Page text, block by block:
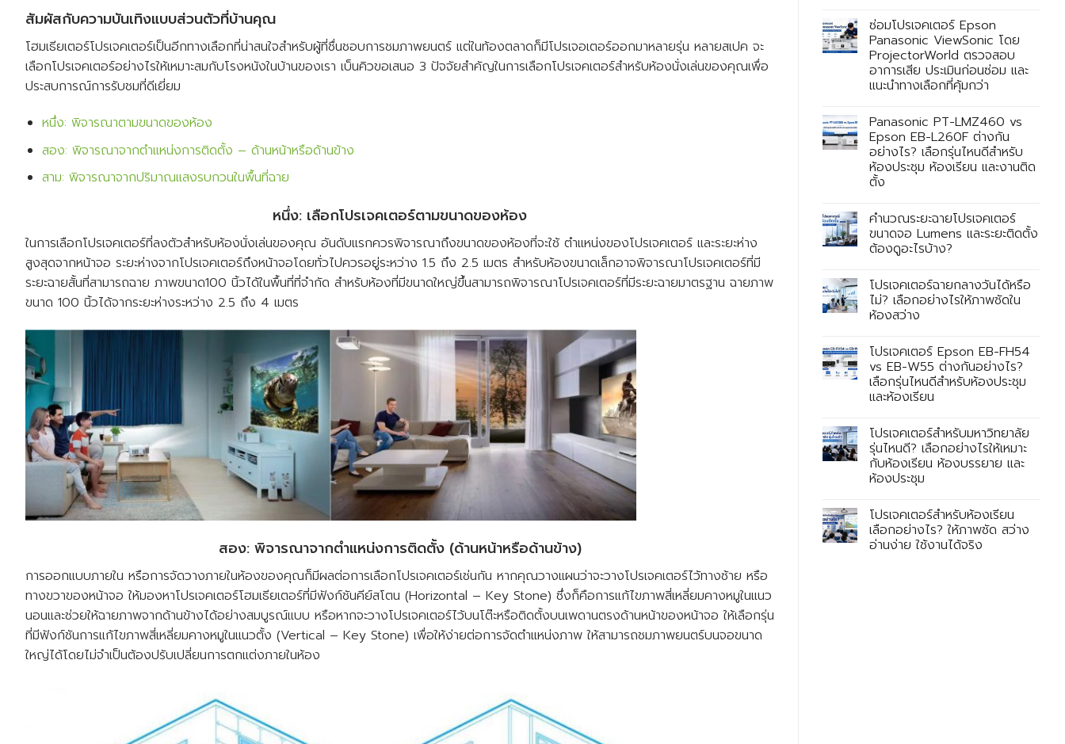
สัมผัสกับความบันเทิงแบบส่วนตัวที่บ้านคุณ
โฮมเธียเตอร์โปรเจคเตอร์เป็นอีกทางเลือกที่น่าสนใจสำหรับผู้ที่ชื่นชอบการชมภาพยนตร์ แต่ในท้องตลาดก็มีโปรเจอเตอร์ออกมาหลายรุ่น หลายสเปค จะ
เลือกโปรเจคเตอร์อย่างไรให้เหมาะสมกับโรงหนังในบ้านของเรา เบ็นคิวขอเสนอ 3 ปัจจัยสำคัญในการเลือกโปรเจคเตอร์สำหรับห้องนั่งเล่นของคุณเพื่อ
ประสบการณ์การรับชมที่ดีเยี่ยม
หนึ่ง: พิจารณาตามขนาดของห้อง
สอง: พิจารณาจากตำแหน่งการติดตั้ง – ด้านหน้าหรือด้านข้าง
สาม: พิจารณาจากปริมาณแสงรบกวนในพื้นที่ฉาย
หนึ่ง: เลือกโปรเจคเตอร์ตามขนาดของห้อง
ในการเลือกโปรเจคเตอร์ที่ลงตัวสำหรับห้องนั่งเล่นของคุณ อันดับแรกควรพิจารณาถึงขนาดของห้องที่จะใช้ ตำแหน่งของโปรเจคเตอร์ และระยะห่าง
สูงสุดจากหน้าจอ ระยะห่างจากโปรเจคเตอร์ถึงหน้าจอโดยทั่วไปควรอยู่ระหว่าง 1.5 ถึง 2.5 เมตร สำหรับห้องขนาดเล็กอาจพิจารณาโปรเจคเตอร์ที่มี
ระยะฉายสั้นที่สามารถฉาย ภาพขนาด100 นิ้วได้ในพื้นที่ที่จำกัด สำหรับห้องที่มีขนาดใหญ่ขึ้นสามารถพิจารณาโปรเจคเตอร์ที่มีระยะฉายมาตรฐาน ฉายภาพ
ขนาด 100 นิ้วได้จากระยะห่างระหว่าง 2.5 ถึง 4 เมตร
สอง: พิจารณาจากตำแหน่งการติดตั้ง (ด้านหน้าหรือด้านข้าง)
การออกแบบภายใน หรือการจัดวางภายในห้องของคุณก็มีผลต่อการเลือกโปรเจคเตอร์เช่นกัน หากคุณวางแผนว่าจะวางโปรเจคเตอร์ไว้ทางซ้าย หรือ
ทางขวาของหน้าจอ ให้มองหาโปรเจคเตอร์โฮมเธียเตอร์ที่มีฟังก์ชันคีย์สโตน (Horizontal – Key Stone) ซึ่งก็คือการแก้ไขภาพสี่เหลี่ยมคางหมูในแนว
นอนและช่วยให้ฉายภาพจากด้านข้างได้อย่างสมบูรณ์แบบ หรือหากจะวางโปรเจคเตอร์ไว้บนโต๊ะหรือติดตั้งบนเพดานตรงด้านหน้าของหน้าจอ ให้เลือกรุ่น
ที่มีฟังก์ชันการแก้ไขภาพสี่เหลี่ยมคางหมูในแนวตั้ง (Vertical – Key Stone) เพื่อให้ง่ายต่อการจัดตำแหน่งภาพ ให้สามารถชมภาพยนตร์บนจอขนาด
ใหญ่ได้โดยไม่จำเป็นต้องปรับเปลี่ยนการตกแต่งภายในห้อง
ซ่อมโปรเจคเตอร์ Epson
Panasonic ViewSonic โดย
ProjectorWorld ตรวจสอบ
อาการเสีย ประเมินก่อนซ่อม และ
แนะนำทางเลือกที่คุ้มกว่า
Panasonic PT-LMZ460 vs
Epson EB-L260F ต่างกัน
อย่างไร? เลือกรุ่นไหนดีสำหรับ
ห้องประชุม ห้องเรียน และงานติด
ตั้ง
คำนวณระยะฉายโปรเจคเตอร์
ขนาดจอ Lumens และระยะติดตั้ง
ต้องดูอะไรบ้าง?
โปรเจคเตอร์ฉายกลางวันได้หรือ
ไม่? เลือกอย่างไรให้ภาพชัดใน
ห้องสว่าง
โปรเจคเตอร์ Epson EB-FH54
vs EB-W55 ต่างกันอย่างไร?
เลือกรุ่นไหนดีสำหรับห้องประชุม
และห้องเรียน
โปรเจคเตอร์สำหรับมหาวิทยาลัย
รุ่นไหนดี? เลือกอย่างไรให้เหมาะ
กับห้องเรียน ห้องบรรยาย และ
ห้องประชุม
โปรเจคเตอร์สำหรับห้องเรียน
เลือกอย่างไร? ให้ภาพชัด สว่าง
อ่านง่าย ใช้งานได้จริง